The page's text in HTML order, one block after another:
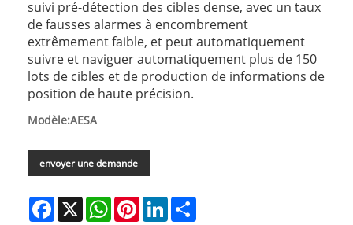
suivi pré-détection des cibles dense, avec un taux
de fausses alarmes à encombrement
extrêmement faible, et peut automatiquement
suivre et naviguer automatiquement plus de 150
lots de cibles et de production de informations de
position de haute précision.
Modèle:AESA
envoyer une demande
Facebook
X WhatsAppPinterestLinkedIn